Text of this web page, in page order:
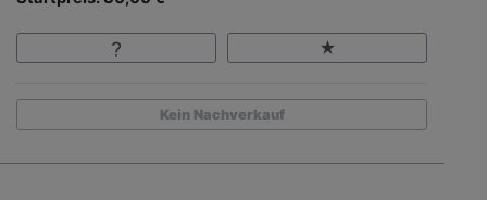
Kein Nachverkauf